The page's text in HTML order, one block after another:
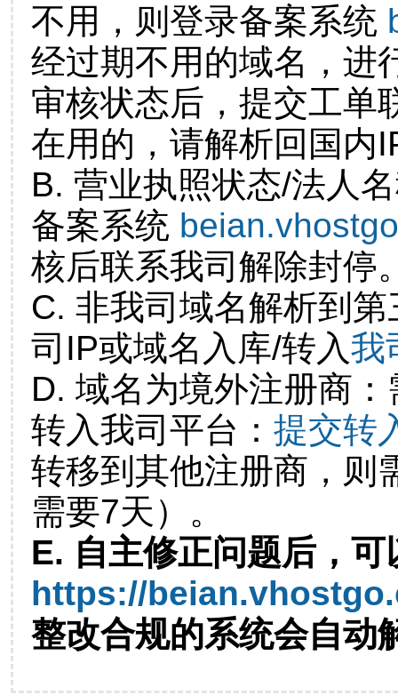
不用，则登录备案系统
经过期不用的域名，进
审核状态后，提交工单
在用的，请解析回国内
B. 营业执照状态/法人
备案系统
核后联系我司解除封停
C. 非我司域名解析到
司IP或域名入库/转入我
D. 域名为境外注册商
转入我司平台： 提交转
转移到其他注册商，则
需要7天）。
E. 自主修正问题后，可
https://
整改合规的系统会自动